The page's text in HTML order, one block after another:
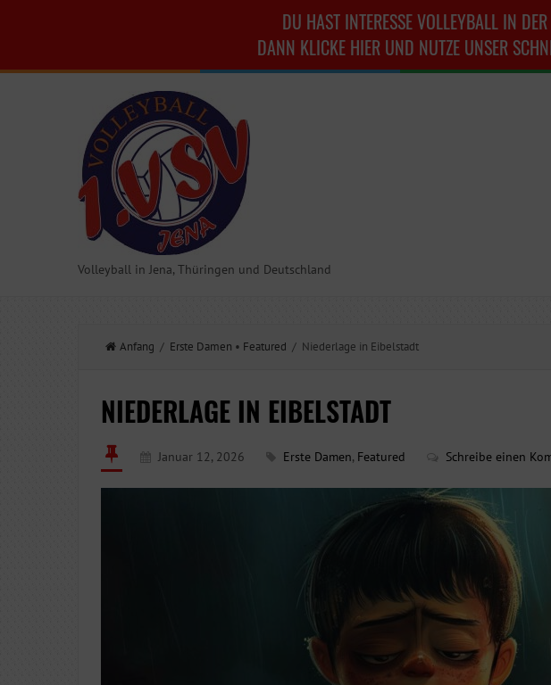
DU HAST INTERESSE VOLLEYBALL IN
DANN KLICKE HIER UND NUTZE UNSER
Volleyball in Jena, Thüringen und Deutschland
Anfang / Erste Damen • Featured / Niederlage in Eibelstadt
NIEDERLAGE IN EIBELSTADT
Januar 12, 2026 Erste Damen, Featured Schreibe einen